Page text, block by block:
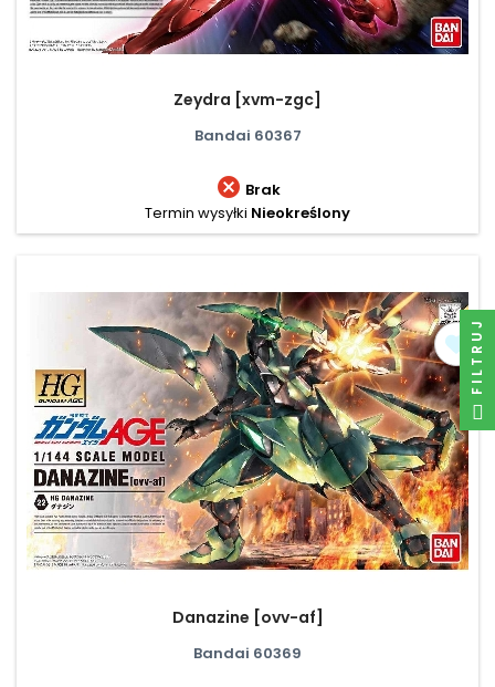
Zeydra [xvm-zgc]
Bandai 60367
 Brak
Termin wysyłki Nieokreślony
Danazine [ovv-af]
Bandai 60369
FILTRUJ